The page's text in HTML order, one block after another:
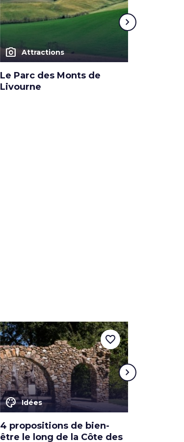
photo_camera Attractions
Le Parc des Monts de
Livourne
chevron_right
color_lens Idées
4 propositions de bien-
être le long de la Côte des
favorite_border
chevron_right